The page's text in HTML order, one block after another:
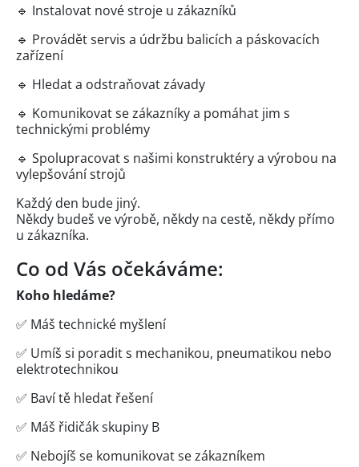
🔹 Instalovat nové stroje u zákazníků
🔹 Provádět servis a údržbu balicích a páskovacích
zařízení
🔹 Hledat a odstraňovat závady
🔹 Komunikovat se zákazníky a pomáhat jim s
technickými problémy
🔹 Spolupracovat s našimi konstruktéry a výrobou na
vylepšování strojů
Každý den bude jiný.
Někdy budeš ve výrobě, někdy na cestě, někdy přímo
u zákazníka.
Co od Vás očekáváme:
Koho hledáme?
✅ Máš technické myšlení
✅ Umíš si poradit s mechanikou, pneumatikou nebo
elektrotechnikou
✅ Baví tě hledat řešení
✅ Máš řidičák skupiny B
✅ Nebojíš se komunikovat se zákazníkem